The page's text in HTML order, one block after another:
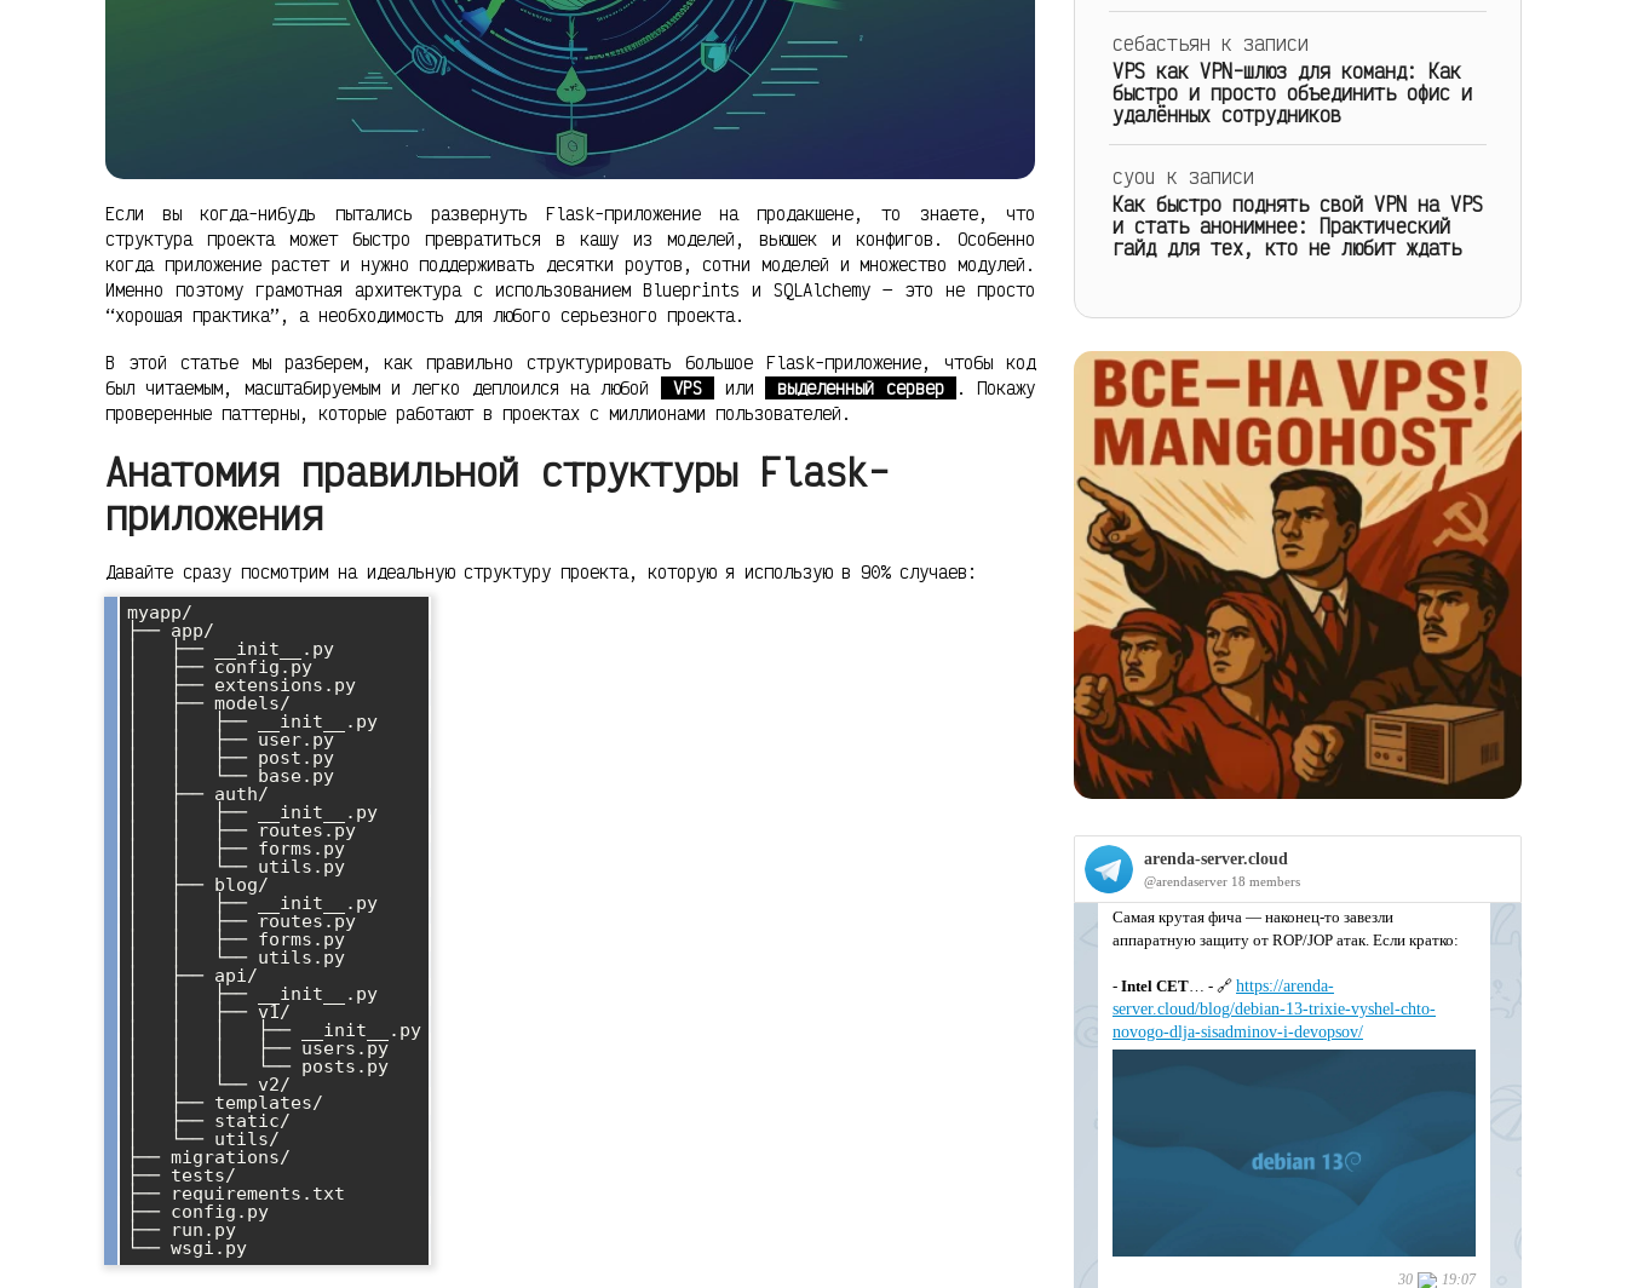
Если вы когда-нибудь пытались развернуть Flask-приложение на продакшене, то знаете, что
структура проекта может быстро превратиться в кашу из моделей, вьюшек и конфигов. Особенно
когда приложение растет и нужно поддерживать десятки роутов, сотни моделей и множество модулей.
Именно поэтому грамотная архитектура с использованием Blueprints и SQLAlchemy — это не просто
“хорошая практика”, а необходимость для любого серьезного проекта.
В этой статье мы разберем, как правильно структурировать большое Flask-приложение, чтобы код
был читаемым, масштабируемым и легко деплоился на любой
VPS или выделенный сервер
. Покажу
проверенные паттерны, которые работают в проектах с миллионами пользователей.
Анатомия правильной структуры Flask-
приложения
Давайте сразу посмотрим на идеальную структуру проекта, которую я использую в 90% случаев:
myapp/
├── app/
│   ├── __init__.py
│   ├── config.py
│   ├── extensions.py
│   ├── models/
│   │   ├── __init__.py
│   │   ├── user.py
│   │   ├── post.py
│   │   └── base.py
│   ├── auth/
│   │   ├── __init__.py
│   │   ├── routes.py
│   │   ├── forms.py
│   │   └── utils.py
│   ├── blog/
│   │   ├── __init__.py
│   │   ├── routes.py
│   │   ├── forms.py
│   │   └── utils.py
│   ├── api/
│   │   ├── __init__.py
│   │   ├── v1/
│   │   │   ├── __init__.py
│   │   │   ├── users.py
│   │   │   └── posts.py
│   │   └── v2/
│   ├── templates/
│   ├── static/
│   └── utils/
├── migrations/
├── tests/
├── requirements.txt
├── config.py
├── run.py
себастьян к записи
VPS как VPN-шлюз для команд: Как
быстро и просто объединить офис и
удалённых сотрудников
cyou к записи
Как быстро поднять свой VPN на VPS
и стать анонимнее: Практический
гайд для тех, кто не любит ждать